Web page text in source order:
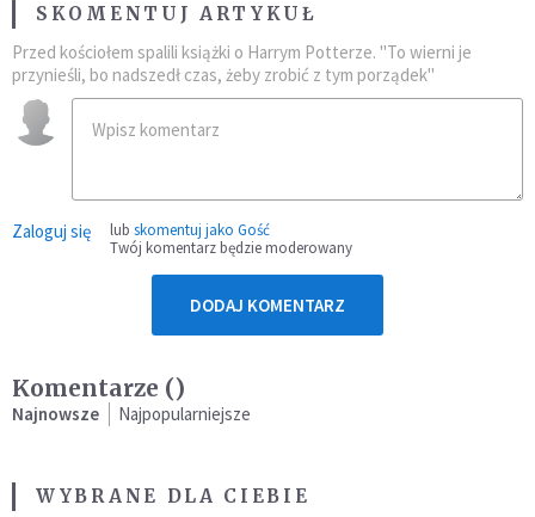
SKOMENTUJ ARTYKUŁ
Przed kościołem spalili książki o Harrym Potterze. "To wierni je
przynieśli, bo nadszedł czas, żeby zrobić z tym porządek"
Zaloguj się lub skomentuj jako Gość
Twój komentarz będzie moderowany
DODAJ KOMENTARZ
Komentarze ()
Najnowsze Najpopularniejsze
WYBRANE DLA CIEBIE